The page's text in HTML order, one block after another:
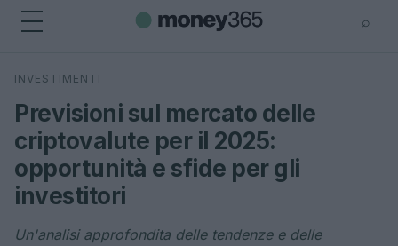
⌕
Cerca
INVESTIMENTI
Previsioni sul mercato delle
criptovalute per il 2025:
opportunità e sfide per gli
investitori
Un'analisi approfondita delle tendenze e delle